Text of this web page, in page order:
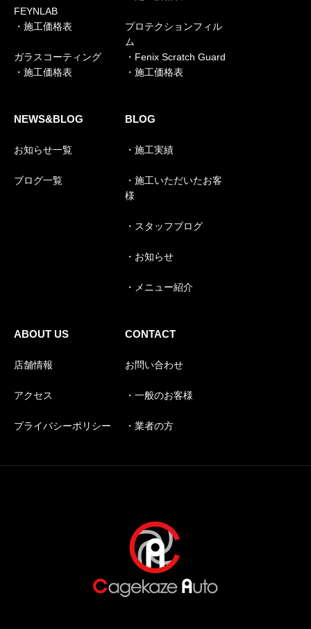
FEYNLAB
・施工価格表
ガラスコーティング
・施工価格表
プロテクションフィル
ム
・Fenix Scratch Guard
・施工価格表
NEWS&BLOG
お知らせ一覧
ブログ一覧
BLOG
・施工実績
・施工いただいたお客
様
・スタッフブログ
・お知らせ
・メニュー紹介
ABOUT US
店舗情報
アクセス
プライバシーポリシー
CONTACT
お問い合わせ
・一般のお客様
・業者の方